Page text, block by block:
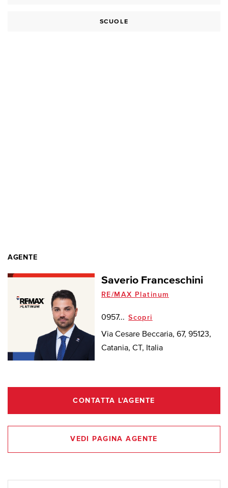
SCUOLE
AGENTE
Saverio Franceschini
RE/MAX Platinum
0957... Scopri
Via Cesare Beccaria, 67, 95123,
Catania, CT, Italia
CONTATTA L'AGENTE
VEDI PAGINA AGENTE